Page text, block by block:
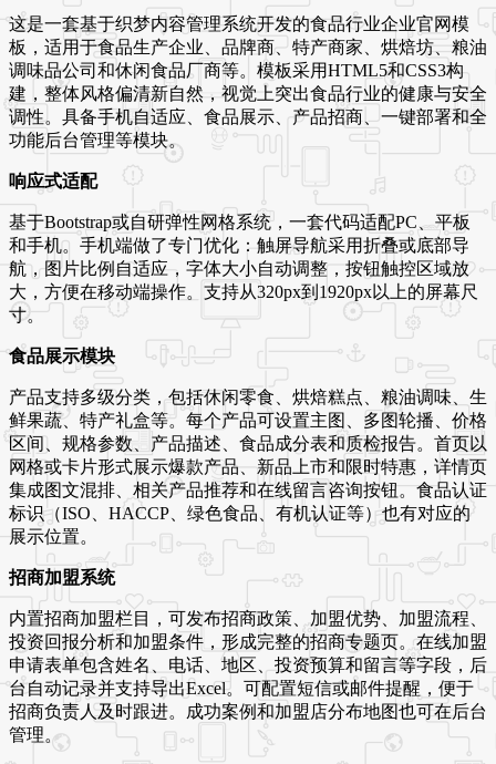
这是一套基于织梦内容管理系统开发的食品行业企业官网模
板，适用于食品生产企业、品牌商、特产商家、烘焙坊、粮油
调味品公司和休闲食品厂商等。模板采用HTML5和CSS3构
建，整体风格偏清新自然，视觉上突出食品行业的健康与安全
调性。具备手机自适应、食品展示、产品招商、一键部署和全
功能后台管理等模块。
响应式适配
基于Bootstrap或自研弹性网格系统，一套代码适配PC、平板
和手机。手机端做了专门优化：触屏导航采用折叠或底部导
航，图片比例自适应，字体大小自动调整，按钮触控区域放
大，方便在移动端操作。支持从320px到1920px以上的屏幕尺
寸。
食品展示模块
产品支持多级分类，包括休闲零食、烘焙糕点、粮油调味、生
鲜果蔬、特产礼盒等。每个产品可设置主图、多图轮播、价格
区间、规格参数、产品描述、食品成分表和质检报告。首页以
网格或卡片形式展示爆款产品、新品上市和限时特惠，详情页
集成图文混排、相关产品推荐和在线留言咨询按钮。食品认证
标识（ISO、HACCP、绿色食品、有机认证等）也有对应的
展示位置。
招商加盟系统
内置招商加盟栏目，可发布招商政策、加盟优势、加盟流程、
投资回报分析和加盟条件，形成完整的招商专题页。在线加盟
申请表单包含姓名、电话、地区、投资预算和留言等字段，后
台自动记录并支持导出Excel。可配置短信或邮件提醒，便于
招商负责人及时跟进。成功案例和加盟店分布地图也可在后台
管理。